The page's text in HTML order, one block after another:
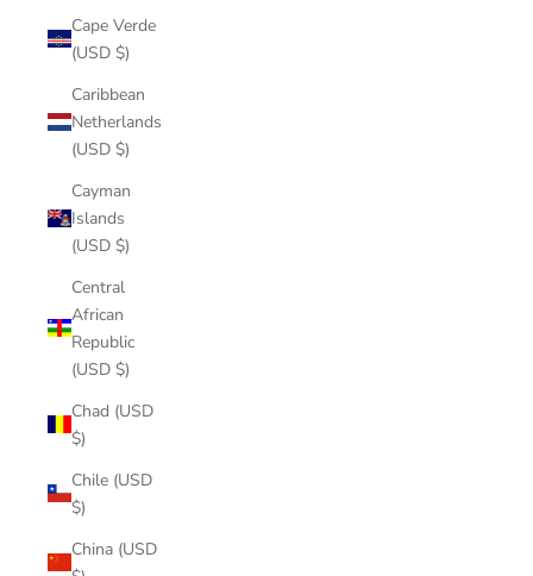
Cape Verde
(USD $)
Caribbean
Netherlands
(USD $)
Cayman
Islands
(USD $)
Central
African
Republic
(USD $)
Chad (USD
$)
Chile (USD
$)
China (USD